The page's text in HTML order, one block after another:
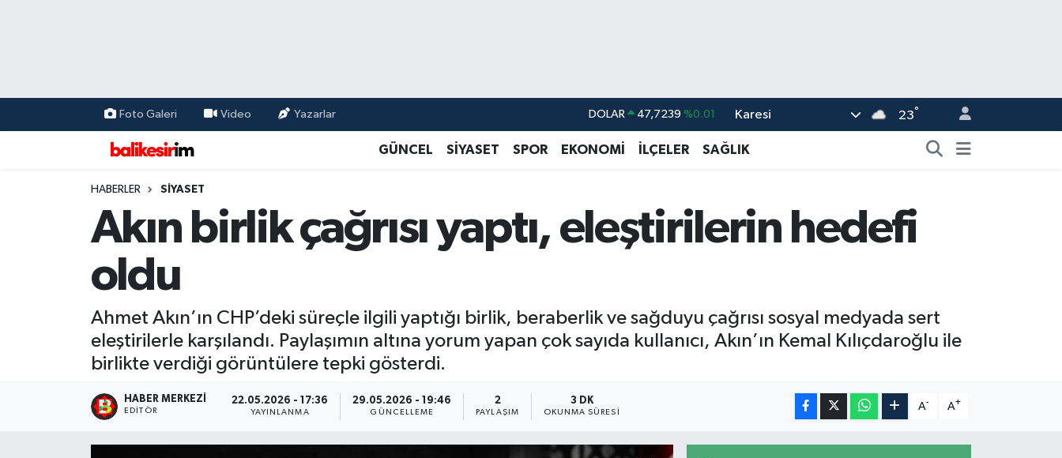
Foto Galeri Video Yazarlar DOLAR 47,7239 %0.01
EURO 55,1823 %-0.06
BİST100 13.779 %-14
Karesi 23°
GÜNCEL SİYASET SPOR EKONOMİ İLÇELER SAĞLIK
HABERLER SİYASET
Akın birlik çağrısı yaptı, eleştirilerin hedefi
oldu
Ahmet Akın’ın CHP’deki süreçle ilgili yaptığı birlik, beraberlik ve sağduyu çağrısı sosyal medyada sert
eleştirilerle karşılandı. Paylaşımın altına yorum yapan çok sayıda kullanıcı, Akın’ın Kemal Kılıçdaroğlu ile
birlikte verdiği görüntülere tepki gösterdi.
HABER MERKEZI
EDITÖR
22.05.2026 - 17:36
YAYINLANMA
29.05.2026 - 19:46
GÜNCELLEME
2
PAYLAŞIM
3 DK
OKUNMA SÜRESI
A- A+